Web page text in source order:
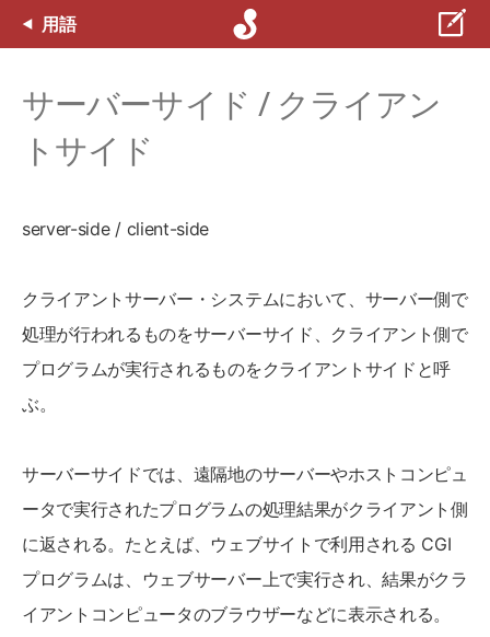
用語
サーバーサイド / クライアン
トサイド
server-side / client-side
クライアントサーバー・システムにおいて、サーバー側で
処理が行われるものをサーバーサイド、クライアント側で
プログラムが実行されるものをクライアントサイドと呼
ぶ。
サーバーサイドでは、遠隔地のサーバーやホストコンピュ
ータで実行されたプログラムの処理結果がクライアント側
に返される。たとえば、ウェブサイトで利用される CGI
プログラムは、ウェブサーバー上で実行され、結果がクラ
イアントコンピュータのブラウザーなどに表示される。